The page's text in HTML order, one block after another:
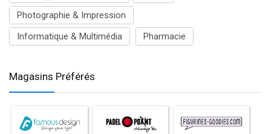
Photographie & Impression
Informatique & Multimédia
Pharmacie
Magasins Préférés